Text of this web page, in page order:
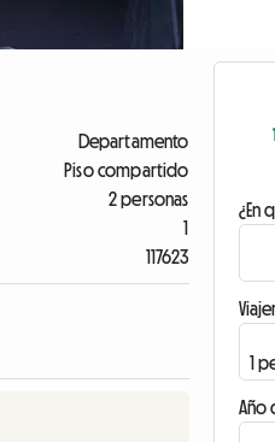
Departamento
Piso compartido
2 personas
1
117623
¿En
Año